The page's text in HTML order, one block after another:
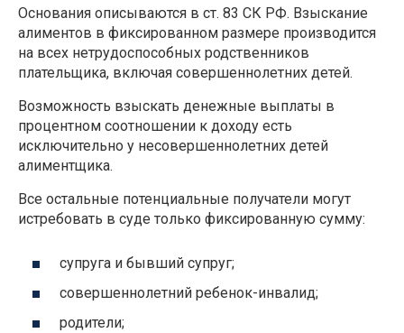
Основания описываются в ст. 83 СК РФ. Взыскание
алиментов в фиксированном размере производится
на всех нетрудоспособных родственников
плательщика, включая совершеннолетних детей.
Возможность взыскать денежные выплаты в
процентном соотношении к доходу есть
исключительно у несовершеннолетних детей
алиментщика.
Все остальные потенциальные получатели могут
истребовать в суде только фиксированную сумму:
супруга и бывший супруг;
совершеннолетний ребенок-инвалид;
родители;